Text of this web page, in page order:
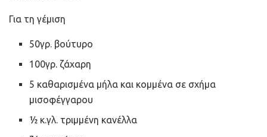
Για τη γέμιση
50γρ. βούτυρο
100γρ. ζάχαρη
5 καθαρισμένα μήλα και κομμένα σε σχήμα
μισοφέγγαρου
½ κ.γλ. τριμμένη κανέλλα